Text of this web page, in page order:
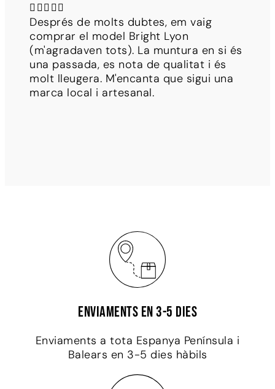
    
Després de molts dubtes, em vaig
comprar el model Bright Lyon
(m'agradaven tots). La muntura en si és
una passada, es nota de qualitat i és
molt lleugera. M'encanta que sigui una
marca local i artesanal.
Enviaments en 3-5 dies
Enviaments a tota Espanya Península i
Balears en 3-5 dies hàbils